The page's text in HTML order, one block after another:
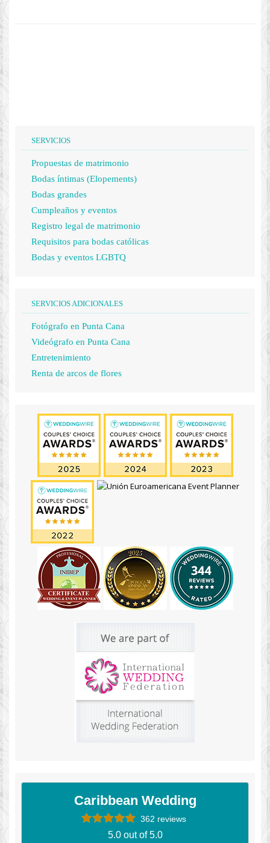
SERVICIOS
Propuestas de matrimonio
Bodas íntimas (Elopements)
Bodas grandes
Cumpleaños y eventos
Registro legal de matrimonio
Requisitos para bodas católicas
Bodas y eventos LGBTQ
SERVICIOS ADICIONALES
Fotógrafo en Punta Cana
Videógrafo en Punta Cana
Entretenimiento
Renta de arcos de flores
Caribbean Wedding
362 reviews
5.0 out of 5.0